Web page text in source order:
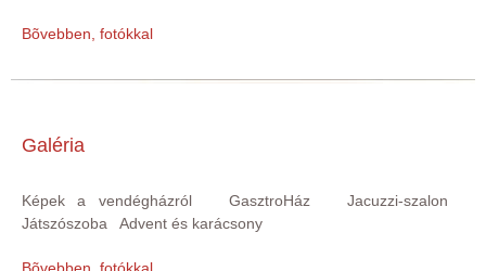
Bõvebben, fotókkal
Galéria
Képek a vendégházról GasztroHáz Jacuzzi-szalon
Játszószoba Advent és karácsony